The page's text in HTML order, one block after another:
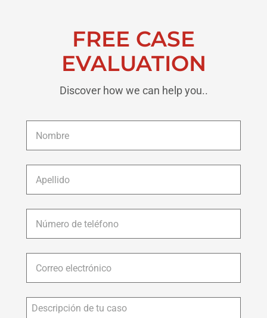
FREE CASE
EVALUATION
Discover how we can help you..
Nombre *
Apellido *
Número
de
teléfono *
Correo
electrónico *
Descripción